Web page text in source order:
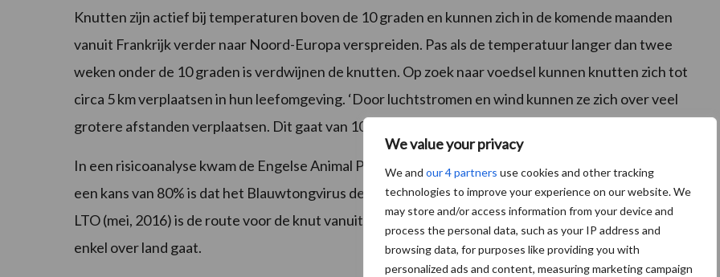
We value your privacy
We and our 4 partners use cookies and other tracking
technologies to improve your experience on our website. We
may store and/or access information from your device and
process the personal data, such as your IP address and
browsing data, for purposes like providing you with
personalized ads and content, measuring marketing campaign
Knutten zijn actief bij temperaturen boven de 10 graden en kunnen zich in de komende maanden
vanuit Frankrijk verder naar Noord-Europa verspreiden. Pas als de temperatuur langer dan twee
weken onder de 10 graden is verdwijnen de knutten. Op zoek naar voedsel kunnen knutten zich tot
circa 5 km verplaatsen in hun leefomgeving. ‘Door luchtstromen en wind kunnen ze zich over veel
grotere afstanden verplaatsen. Dit gaat van 10 tot honderden kilometers’.
In een risicoanalyse kwam de Engelse Animal Plant Health Agency (APHA) tot de conclusie dat er
een kans van 80% is dat het Blauwtongvirus deze zomer het zuiden van Engeland bereikt. Volgens
LTO (mei, 2016) is de route voor de knut vanuit Frankrijk naar Nederland eenvoudiger, omdat deze
enkel over land gaat.